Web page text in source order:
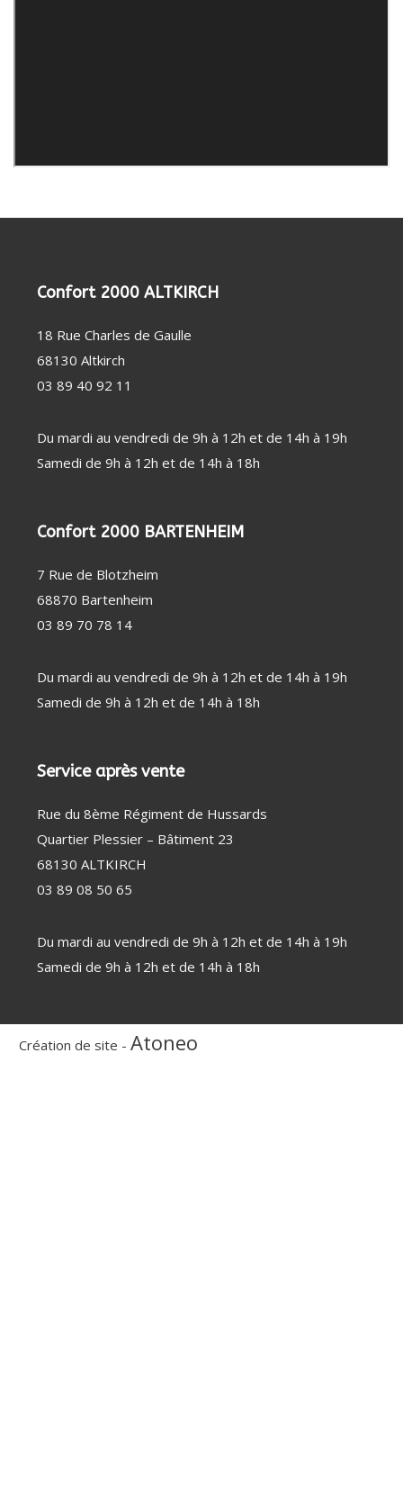
Confort 2000 ALTKIRCH
18 Rue Charles de Gaulle
68130 Altkirch
03 89 40 92 11
Du mardi au vendredi de 9h à 12h et de 14h à 19h
Samedi de 9h à 12h et de 14h à 18h
Confort 2000 BARTENHEIM
7 Rue de Blotzheim
68870 Bartenheim
03 89 70 78 14
Du mardi au vendredi de 9h à 12h et de 14h à 19h
Samedi de 9h à 12h et de 14h à 18h
Service après vente
Rue du 8ème Régiment de Hussards
Quartier Plessier – Bâtiment 23
68130 ALTKIRCH
03 89 08 50 65
Du mardi au vendredi de 9h à 12h et de 14h à 19h
Samedi de 9h à 12h et de 14h à 18h
Création de site - Atoneo